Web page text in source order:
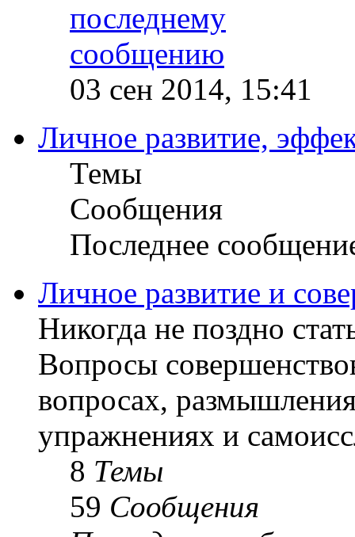
03 сен 2014, 15:41
Личное развитие,
Темы
Сообщения
Последнее
Личное развитие и
Никогда не поздно
Вопросы
вопросах,
упражнениях и
8 Темы
59 Сообщения